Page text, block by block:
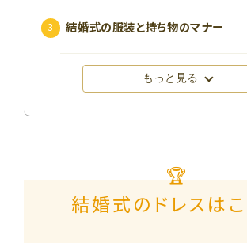
結婚式の服装と持ち物のマナー
もっと見る
🏆
結婚式のドレスは